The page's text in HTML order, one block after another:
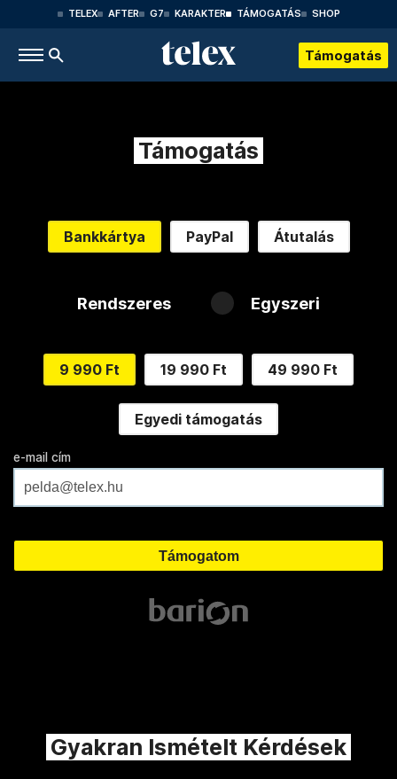
TELEX AFTER G7 KARAKTER TÁMOGATÁS SHOP
Támogatás
Támogatás
Bankkártya PayPal Átutalás
Rendszeres Egyszeri
9 990 Ft 19 990 Ft 49 990 Ft
Egyedi támogatás
e-mail cím
Gyakran Ismételt Kérdések